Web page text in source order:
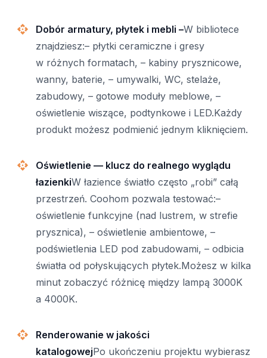
Dobór armatury, płytek i mebli –W bibliotece
znajdziesz:– płytki ceramiczne i gresy
w różnych formatach, – kabiny prysznicowe,
wanny, baterie, – umywalki, WC, stelaże,
zabudowy, – gotowe moduły meblowe, –
oświetlenie wiszące, podtynkowe i LED.Każdy
produkt możesz podmienić jednym kliknięciem.
Oświetlenie — klucz do realnego wyglądu
łazienkiW łazience światło często „robi” całą
przestrzeń. Coohom pozwala testować:–
oświetlenie funkcyjne (nad lustrem, w strefie
prysznica), – oświetlenie ambientowe, –
podświetlenia LED pod zabudowami, – odbicia
światła od połyskujących płytek.Możesz w kilka
minut zobaczyć różnicę między lampą 3000K
a 4000K.
Renderowanie w jakości
katalogowejPo ukończeniu projektu wybierasz